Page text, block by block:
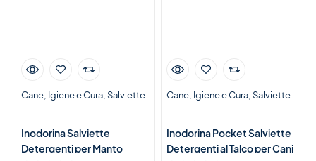
Cane Igiene e Cura Salviette
Inodorina Salviette
Detergenti per Manto
Cane Igiene e Cura Salviette
Inodorina Pocket Salviette
Detergenti al Talco per Cani